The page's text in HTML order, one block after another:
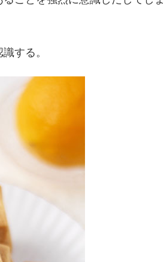
する。